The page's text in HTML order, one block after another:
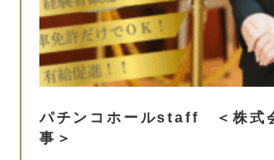
パチンコホールstaff ＜株式
事＞